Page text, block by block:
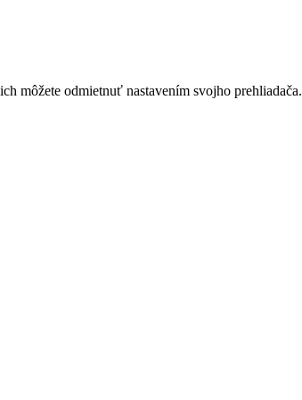
môžete odmietnuť nastavením svojho prehliadača.